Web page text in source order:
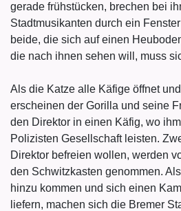
gerade frühstücken, brechen bei
Stadtmusikanten durch ein
beide, die sich auf einen
die nach ihnen sehen will, muss
Als die Katze alle Käfige öffnet
erscheinen der Gorilla und seine
den Direktor in einen Käfig, wo
Polizisten Gesellschaft leisten.
Direktor befreien wollen, werden
den Schwitzkasten genommen.
hinzu kommen und sich einen
liefern, machen sich die Bremer